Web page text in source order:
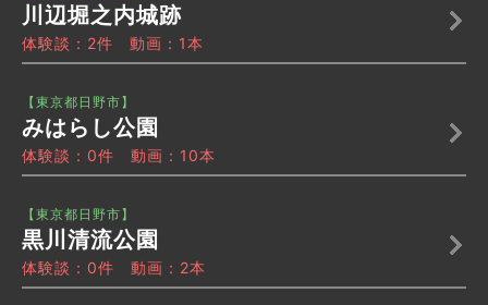
川辺堀之内城跡
体験談：2件 動画：1本
【東京都日野市】
みはらし公園
体験談：0件 動画：10本
【東京都日野市】
黒川清流公園
体験談：0件 動画：2本